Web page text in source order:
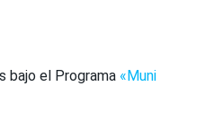
bajo el Programa «Muni